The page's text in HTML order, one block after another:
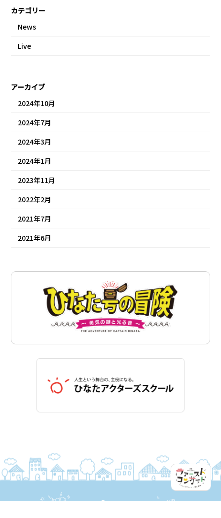
カテゴリー
News
Live
アーカイブ
2024年10月
2024年7月
2024年3月
2024年1月
2023年11月
2022年2月
2021年7月
2021年6月